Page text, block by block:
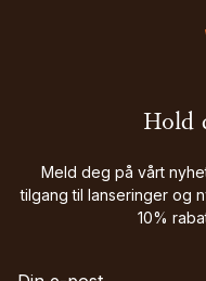
Hold
Meld deg på vårt
tilgang til lanseringer og
10%